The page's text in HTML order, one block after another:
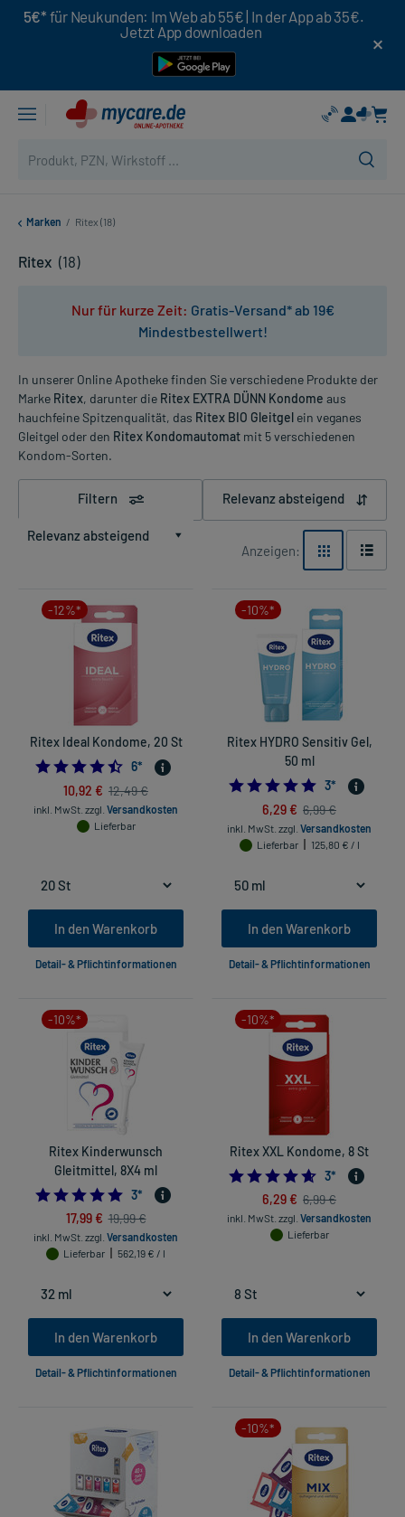
5€* für Neukunden: Im Web ab 55€ | In der App ab 35€.
Jetzt App downloaden
Marken / Ritex (18)
Ritex (18)
Nur für kurze Zeit: Gratis-Versand* ab 19€
Mindestbestellwert!
In unserer Online Apotheke finden Sie verschiedene Produkte der
Marke Ritex, darunter die Ritex EXTRA DÜNN Kondome aus
hauchfeine Spitzenqualität, das Ritex BIO Gleitgel ein veganes
Gleitgel oder den Ritex Kondomautomat mit 5 verschiedenen
Kondom-Sorten.
Filtern Relevanz absteigend
Relevanz absteigend
Anzeigen:
-12%*
Ritex Ideal Kondome, 20 St
4.5
6*
10,92 € 12,49 €
inkl. MwSt. zzgl. Versandkosten
Lieferbar
In den Warenkorb
Detail- & Pflichtinformationen
-10%*
Ritex HYDRO Sensitiv Gel,
50 ml
5.0
3*
6,29 € 6,99 €
inkl. MwSt. zzgl. Versandkosten
Lieferbar
125,80 € / l
In den Warenkorb
Detail- & Pflichtinformationen
-10%*
Ritex Kinderwunsch
Gleitmittel, 8X4 ml
5.0
3*
17,99 € 19,99 €
inkl. MwSt. zzgl. Versandkosten
Lieferbar
562,19 € / l
In den Warenkorb
Detail- & Pflichtinformationen
-10%*
Ritex XXL Kondome, 8 St
3*
6,29 € 6,99 €
inkl. MwSt. zzgl. Versandkosten
Lieferbar
In den Warenkorb
Detail- & Pflichtinformationen
-10%*